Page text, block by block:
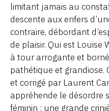
limitant jamais au
descente aux enfers
contraire, débordant
de plaisir. Qui est Louise
à tour arrogante et
pathétique et grandiose.
et corrigé par Laurent
appréhende le désordre
féminin : une grande